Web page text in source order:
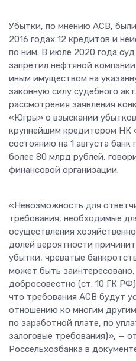
Убытки, по мнению АСВ,
2016 годах 12 кредитов и
по ним. В июле 2020 года
запретил нефтяной
иным имуществом на
законную силу судебного
рассмотрения заявления
«Югры» о взыскании
крупнейшим кредитором НК
состоянию на 1 августа
более 80 млрд рублей,
финансовой организации.
«Невозможность для
требования, необходимые
осуществления
долей вероятности
убытки, чреватые
может быть
добросовестно (ст. 10 ГК
что требования АСВ будут
отношению ко многим
по заработной плате, по
залоговые требования)», —
Россельхозбанка в